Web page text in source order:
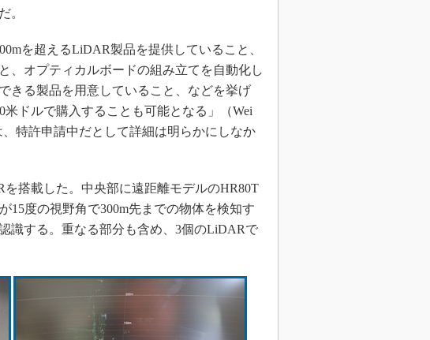
。
を超えるLiDAR製品を提供していること、
、オプティカルボードの組み立てを自動化し
きる製品を用意していること、などを挙げ
ドルで購入することも可能となる」（Wei
特許申請中だとして詳細は明らかにしなか
搭載した。中央部に遠距離モデルのHR80T
15度の視野角で300m先までの物体を検知す
識する。重なる部分も含め、3個のLiDARで